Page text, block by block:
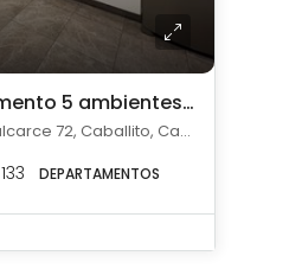
Venta departamento 5 ambientes c/ cochera en Caballito
Pasaje Florencio Balcarce 72, Caballito, Capital Federal
133 DEPARTAMENTOS